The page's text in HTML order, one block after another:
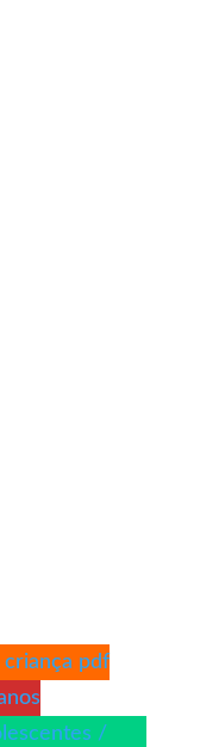
criança pdf
/